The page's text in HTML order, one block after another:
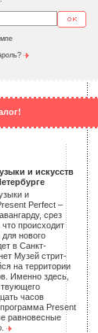
и искусств
и
Perfect –
срез
что происходит
нового
в Санкт-
Музей стрит-
на территории
Именно здесь,
часов
Present
равновесные